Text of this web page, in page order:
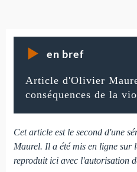
en bref
Article d'Olivier
conséquences de la
Cet article est le second d'une
Maurel. Il a été mis en ligne sur
reproduit ici avec l'autorisation